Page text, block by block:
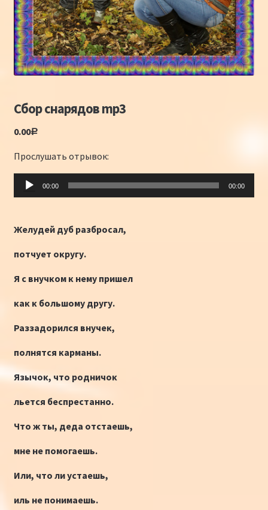
Конкурсы
Интернет-конкурс чтецов «Созвучие 2018»
Наши участники и победители
Интернет-конкурс чтецов «Созвучие 2017»
Страничка победителей 2017
Сбор снарядов mp3
0.00Р
Прослушать отрывок:
Аудиоплеер
00:00 00:00
Желудей дуб разбросал,
потчует округу.
Я с внучком к нему пришел
как к большому другу.
Раззадорился внучек,
полнятся карманы.
Язычок, что родничок
льется беспрестанно.
Что ж ты, деда отстаешь,
мне не помогаешь.
Или, что ли устаешь,
иль не понимаешь.